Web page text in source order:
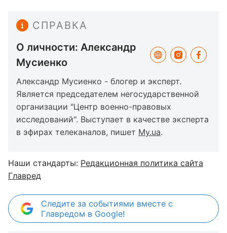
СПРАВКА
О личности: Александр
Мусиенко
Александр Мусиенко - блогер и эксперт.
Является председателем негосударственной
организации "Центр военно-правовых
исследований". Выступает в качестве эксперта
в эфирах телеканалов, пишет My.ua.
Наши стандарты: Редакционная политика сайта
Главред
Следите за событиями вместе с
Главредом в Google!